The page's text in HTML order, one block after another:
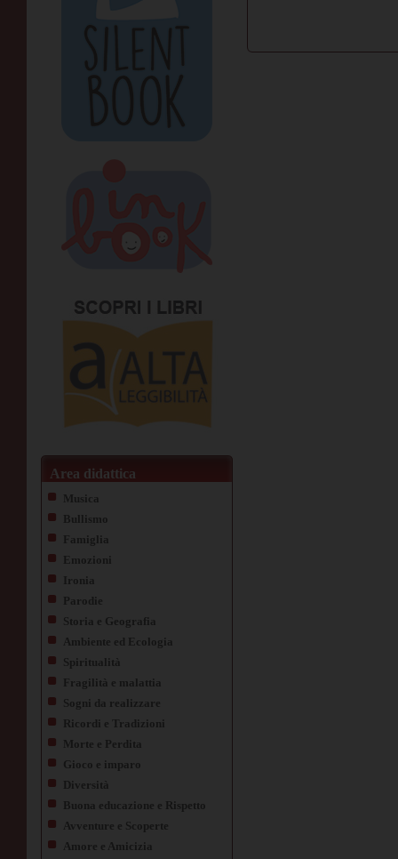
Area didattica
Musica
Bullismo
Famiglia
Emozioni
Ironia
Parodie
Storia e Geografia
Ambiente ed Ecologia
Spiritualità
Fragilità e malattia
Sogni da realizzare
Ricordi e Tradizioni
Morte e Perdita
Gioco e imparo
Diversità
Buona educazione e Rispetto
Avventure e Scoperte
Amore e Amicizia